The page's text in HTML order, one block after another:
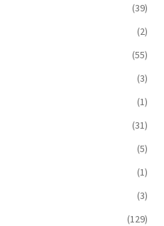
(39)
(2)
(55)
(3)
(1)
(31)
(5)
(1)
(3)
(129)